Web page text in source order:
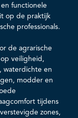
functionele
op de praktijk
professionals.
de agrarische
veiligheid,
waterdichte en
modder en
tijdens
zones,